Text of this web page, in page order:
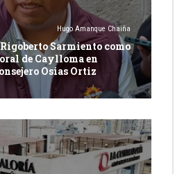
Hugo Amanque Chaiña
Sarmiento como
de Caylloma en
Osias Ortiz